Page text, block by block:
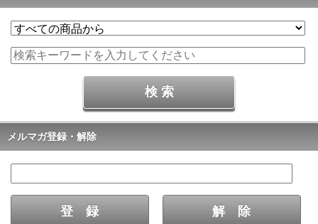
メルマガ登録・解除